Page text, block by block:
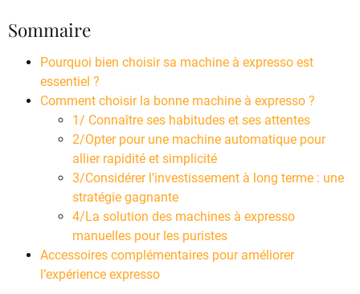
Sommaire
Pourquoi bien choisir sa machine à expresso est
essentiel ?
Comment choisir la bonne machine à expresso ?
1/ Connaître ses habitudes et ses attentes
2/Opter pour une machine automatique pour
allier rapidité et simplicité
3/Considérer l’investissement à long terme : une
stratégie gagnante
4/La solution des machines à expresso
manuelles pour les puristes
Accessoires complémentaires pour améliorer
l’expérience expresso